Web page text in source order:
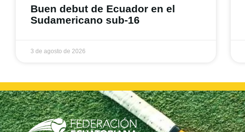
Buen debut de Ecuador en el
Sudamericano sub-16
3 de agosto de 2026